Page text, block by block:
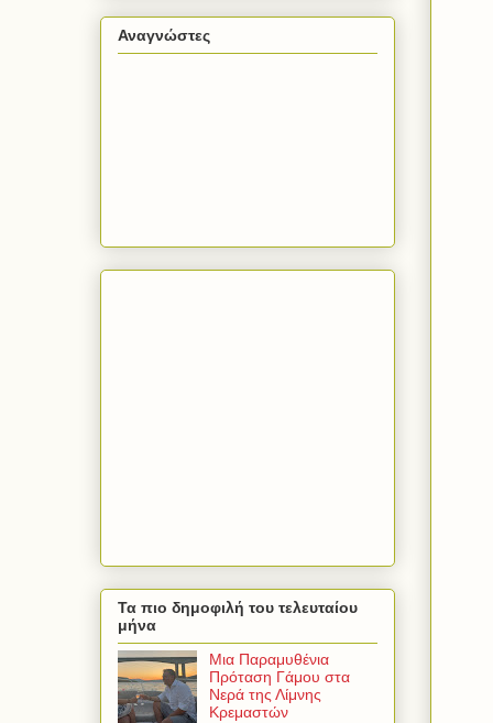
Αναγνώστες
Τα πιο δημοφιλή του τελευταίου
μήνα
Μια Παραμυθένια
Πρόταση Γάμου στα
Νερά της Λίμνης
Κρεμαστών